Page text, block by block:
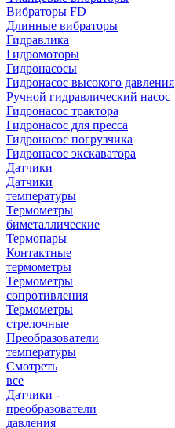
Вибраторы FD
Длинные вибраторы
Гидравлика
Гидромоторы
Гидронасосы
Гидронасос высокого давления
Ручной гидравлический насос
Гидронасос трактора
Гидронасос для пресса
Гидронасос погрузчика
Гидронасос экскаватора
Датчики
Датчики
температуры
Термометры
биметаллические
Термопары
Контактные
термометры
Термометры
сопротивления
Термометры
стрелочные
Преобразователи
температуры
Смотреть
все
Датчики -
преобразователи
давления